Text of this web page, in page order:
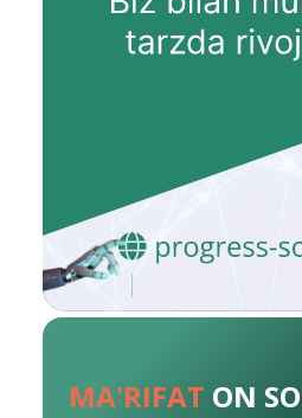
MA'RIFAT ON